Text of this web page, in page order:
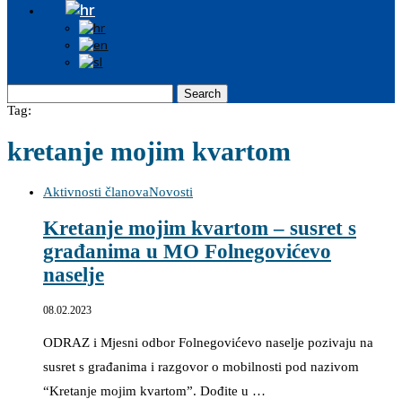
Search
Tag:
kretanje mojim kvartom
Aktivnosti članovaNovosti
Kretanje mojim kvartom – susret s
građanima u MO Folnegovićevo
naselje
08.02.2023
ODRAZ i Mjesni odbor Folnegovićevo naselje pozivaju na
susret s građanima i razgovor o mobilnosti pod nazivom
“Kretanje mojim kvartom”. Dođite u …